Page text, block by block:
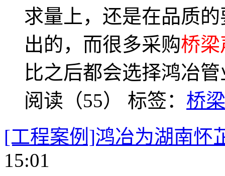
求量上，还是在品质
出的，而很多采购桥
比之后都会选择鸿冶
阅读（55） 标签： 桥
[工程案例]鸿冶为湖南怀
15:01